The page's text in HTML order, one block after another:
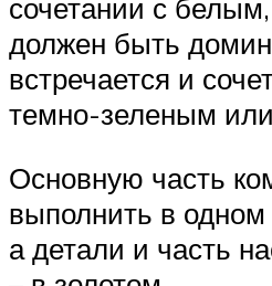
сочетании с
должен быть
встречается и
темно-зеленым
Основную часть
выполнить в одном
а детали и часть